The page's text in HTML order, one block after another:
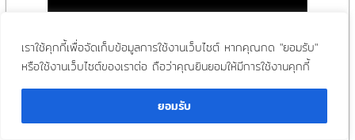
เราใช้คุกกี้เพื่อจัดเก็บข้อมูลการใช้งานเว็บไซต์ หากคุณกด "ยอมรับ"
หรือใช้งานเว็บไซต์ของเราต่อ ถือว่าคุณยินยอมให้มีการใช้งานคุกกี้
ยอมรับ